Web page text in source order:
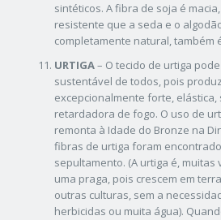
sintéticos. A fibra de soja é
resistente que a seda e o
completamente natural, também
URTIGA– O tecido de urtiga
sustentável de todos, pois
excepcionalmente forte,
retardadora de fogo. O uso de
remonta à Idade do Bronze na
fibras de urtiga foram
sepultamento. (A urtiga é, muitas
uma praga, pois crescem em
outras culturas, sem a
herbicidas ou muita água).